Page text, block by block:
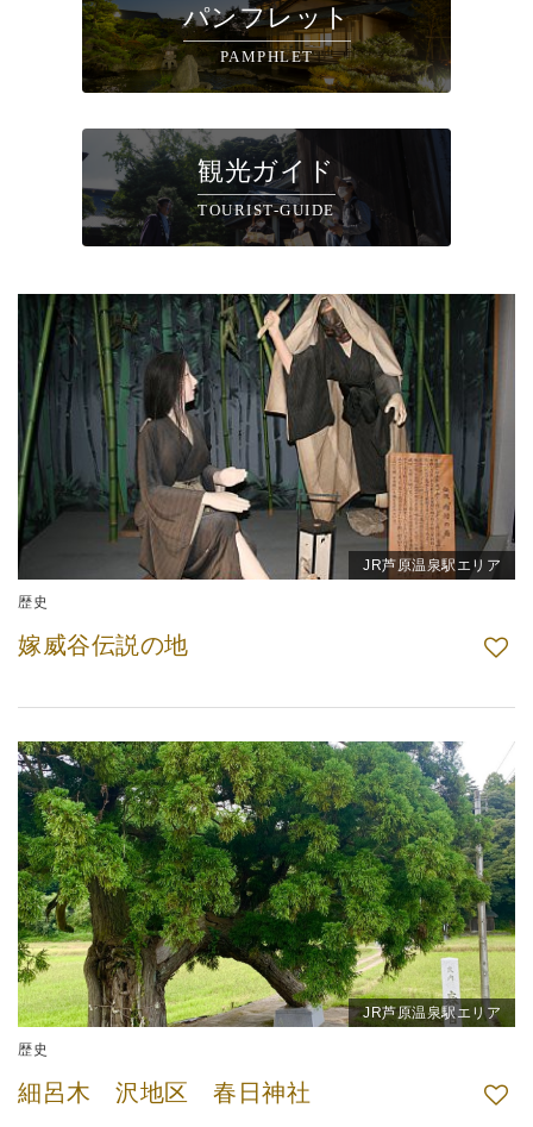
パンフレット
PAMPHLET
観光ガイド
TOURIST-GUIDE
JR芦原温泉駅エリア
歴史
嫁威谷伝説の地
JR芦原温泉駅エリア
歴史
細呂木 沢地区 春日神社